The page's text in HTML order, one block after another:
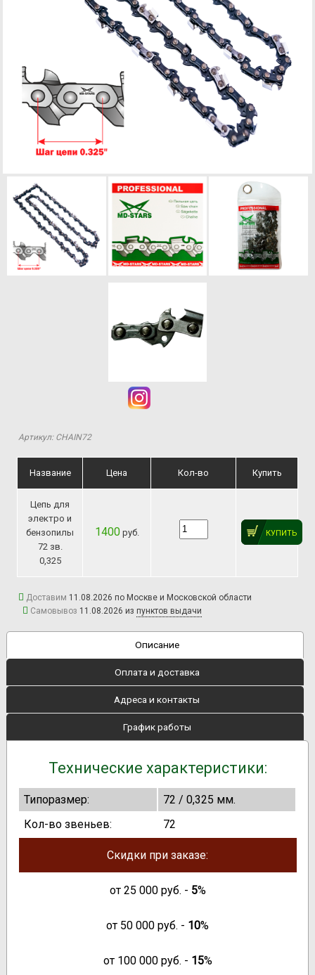
Артикул: CHAIN72
Название Цена Кол-во Купить
Цепь для
электро и
бензопилы
72 зв.
0,325
1400руб. КУПИТЬ
Доставим 11.08.2026 по Москве и Московской области
Самовывоз 11.08.2026 из пунктов выдачи
Описание
Оплата и доставка
Адреса и контакты
График работы
Технические характеристики:
Типоразмер:
72 / 0,325 мм.
Кол-во звеньев:
72
Скидки при заказе:
от 25 000руб. - 5%
от 50 000 руб. - 10%
от 100 000руб. - 15%